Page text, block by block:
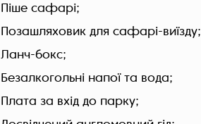
Піше сафарі;
Позашляховик для сафарі-виїзду;
Ланч-бокс;
Безалкогольні напої та вода;
Плата за вхід до парку;